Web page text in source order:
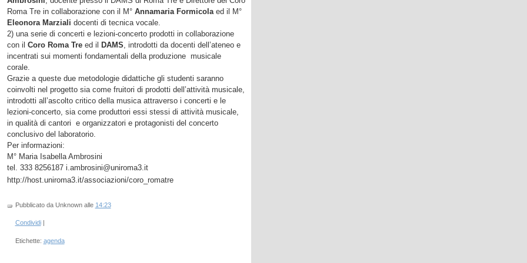
Roma Tre in collaborazione con il M°Annamaria Formicola ed il M°
Eleonora Marziali docenti di tecnica vocale.
2) una serie di concerti e lezioni-concerto prodotti in collaborazione
con il Coro Roma Tre ed il DAMS , introdotti da docenti dell’ateneo e
incentrati sui momenti fondamentali della produzione musicale
corale.
Grazie a queste due metodologie didattiche gli studenti saranno
coinvolti nel progetto sia come fruitori di prodotti dell’attività musicale,
introdotti all’ascolto critico della musica attraverso i concerti e le
lezioni-concerto, sia come produttori essi stessi di attività musicale,
in qualità di cantori e organizzatori e protagonisti del concerto
conclusivo del laboratorio.
Per informazioni:
M° Maria Isabella Ambrosini
tel. 333 8256187 i.ambrosini@uniroma3.it
http://host.uniroma3.it/associazioni/coro_romatre
Pubblicato da Unknown alle 14:23
Condividi
Etichette: agenda